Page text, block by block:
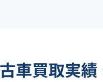
車買取実